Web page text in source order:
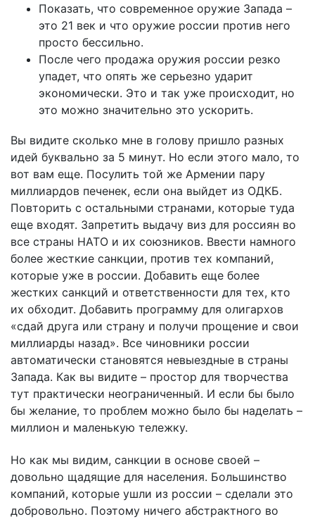
Показать, что современное оружие Запада –
это 21 век и что оружие россии против него
просто бессильно.
После чего продажа оружия россии резко
упадет, что опять же серьезно ударит
экономически. Это и так уже происходит, но
это можно значительно это ускорить.
Вы видите сколько мне в голову пришло разных
идей буквально за 5 минут. Но если этого мало, то
вот вам еще. Посулить той же Армении пару
миллиардов печенек, если она выйдет из ОДКБ.
Повторить с остальными странами, которые туда
еще входят. Запретить выдачу виз для россиян во
все страны НАТО и их союзников. Ввести намного
более жесткие санкции, против тех компаний,
которые уже в россии. Добавить еще более
жестких санкций и ответственности для тех, кто
их обходит. Добавить программу для олигархов
«сдай друга или страну и получи прощение и свои
миллиарды назад». Все чиновники россии
автоматически становятся невыездные в страны
Запада. Как вы видите – простор для творчества
тут практически неограниченный. И если бы было
бы желание, то проблем можно было бы наделать –
миллион и маленькую тележку.
Но как мы видим, санкции в основе своей –
довольно щадящие для населения. Большинство
компаний, которые ушли из россии – сделали это
добровольно. Поэтому ничего абстрактного во